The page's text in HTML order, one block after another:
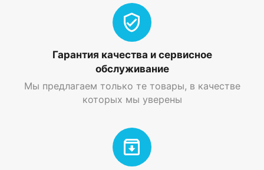
Гарантия качества и сервисное
обслуживание
Мы предлагаем только те товары, в качестве
которых мы уверены